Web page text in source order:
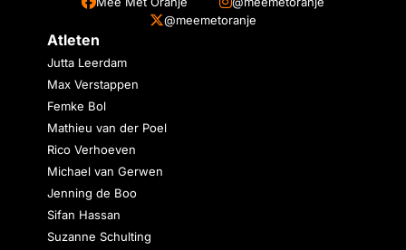
@meemetoranje
Atleten
Jutta Leerdam
Max Verstappen
Femke Bol
Mathieu van der Poel
Rico Verhoeven
Michael van Gerwen
Jenning de Boo
Sifan Hassan
Suzanne Schulting